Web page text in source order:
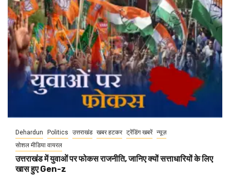
Dehardun Politics उत्तराखंड खबर हटकर ट्रेंडिंग खबरें न्यूज़
सोशल मीडिया वायरल
उत्तराखंड में युवाओं पर फोकस राजनीति, जानिए क्यों सत्ताधारियों के लिए
खास हुए Gen-z